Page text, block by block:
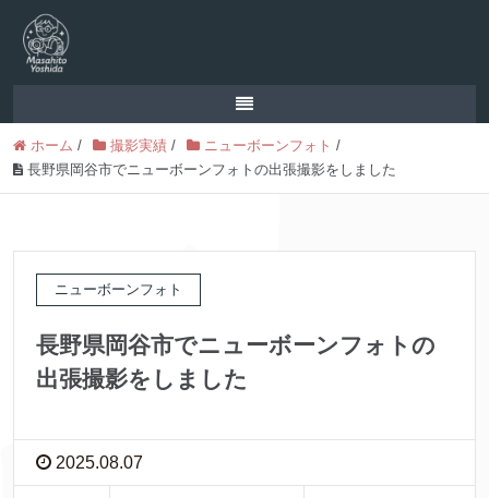
ホーム / 撮影実績 / ニューボーンフォト /
長野県岡谷市でニューボーンフォトの出張撮影をしました
ニューボーンフォト
長野県岡谷市でニューボーンフォトの
出張撮影をしました
2025.08.07